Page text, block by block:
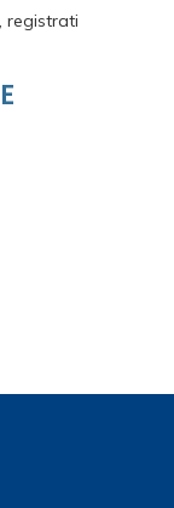
registrati